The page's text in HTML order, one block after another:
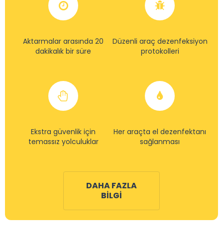
Aktarmalar arasında 20
dakikalık bir süre
Düzenli araç dezenfeksiyon
protokolleri
Ekstra güvenlik için
temassız yolculuklar
Her araçta el dezenfektanı
sağlanması
DAHA FAZLA
BILGI